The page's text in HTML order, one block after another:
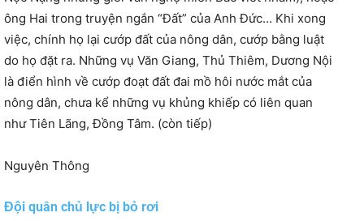
ông Hai trong truyện ngắn “Đất” của Anh Đức… Khi xong
việc, chính họ lại cướp đất của nông dân, cướp bằng luật
do họ đặt ra. Những vụ Văn Giang, Thủ Thiêm, Dương Nội
là điển hình về cướp đoạt đất đai mồ hôi nước mắt của
nông dân, chưa kể những vụ khủng khiếp có liên quan
như Tiên Lãng, Đồng Tâm. (còn tiếp)
Nguyên Thông
Đội quân chủ lực bị bỏ rơi